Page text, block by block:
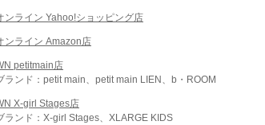
ンライン Yahoo!ショッピング店
ンライン Amazon店
petitmain店
ランド：petit main、petit main LIEN、b・ROOM
X-girl Stages店
ランド：X-girl Stages、XLARGE KIDS